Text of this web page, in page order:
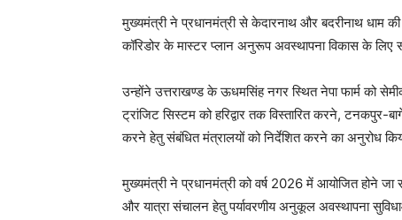
मुख्यमंत्री ने प्रधानमंत्री से केदारनाथ और बदरीनाथ धाम की
कॉरिडोर के मास्टर प्लान अनुरूप अवस्थापना विकास के लिए
उन्होंने उत्तराखण्ड के ऊधमसिंह नगर स्थित नेपा फार्म को
ट्रांजिट सिस्टम को हरिद्वार तक विस्तारित करने, टनकपुर-
करने हेतु संबंधित मंत्रालयों को निर्देशित करने का अनुरोध
मुख्यमंत्री ने प्रधानमंत्री को वर्ष 2026 में आयोजित होने जा
और यात्रा संचालन हेतु पर्यावरणीय अनुकूल अवस्थापना